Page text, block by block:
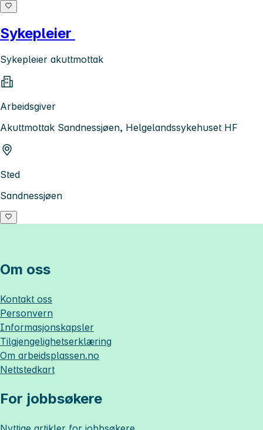
Sykepleier
Sykepleier akuttmottak
Arbeidsgiver
Akuttmottak Sandnessjøen, Helgelandssykehuset HF
Sted
Sandnessjøen
Om oss
Kontakt oss
Personvern
Informasjonskapsler
Tilgjengelighetserklæring
Om arbeidsplassen.no
Nettstedkart
For jobbsøkere